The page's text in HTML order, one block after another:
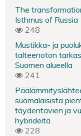
The
Isthmus of Russia
248
Mustikka- ja
talteenoton
Suomen alueella
241
suomalaisista
täydentävien ja
hybrideitä
228